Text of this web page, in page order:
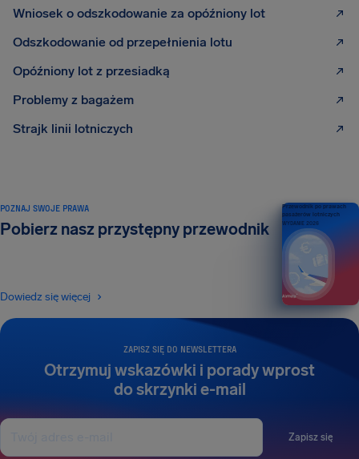
Wniosek o odszkodowanie za opóźniony lot
Odszkodowanie od przepełnienia lotu
Opóźniony lot z przesiadką
Problemy z bagażem
Strajk linii lotniczych
ZAPISZ SIĘ DO NEWSLETTERA
Otrzymuj wskazówki i porady wprost
do skrzynki e-mail
Zapisz się
POZNAJ SWOJE PRAWA
Pobierz nasz przystępny przewodnik
Dowiedz się więcej
Przewodnik po prawach
pasażerów lotniczych
WYDANIE 2026